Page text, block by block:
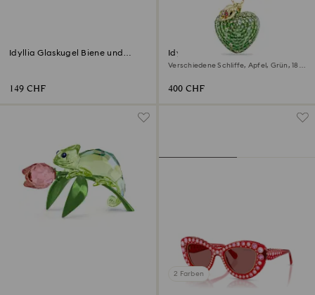
Idyllia Glaskugel Biene und
149 CHF
Idyllia Anhänger
Verschiedene Schliffe, Apfel, Grün, 18K
400 CHF
2 Farben